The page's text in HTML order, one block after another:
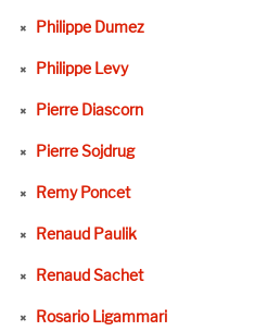
Philippe Dumez
Philippe Levy
Pierre Diascorn
Pierre Sojdrug
Remy Poncet
Renaud Paulik
Renaud Sachet
Rosario Ligammari